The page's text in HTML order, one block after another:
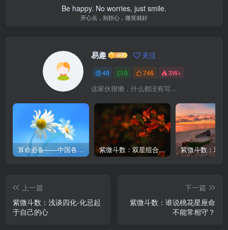
Be happy. No worries, just smile.
开心点，别担心，微笑就好
易趣 关注
49 0 746 3W+
这家伙很懒，什么都没有写...
算命必备——中国各主要城市平太阳时差对照表 紫微斗数：双星组合 – 天同太阴
上一篇
紫微斗数：浅谈四化-化忌起
于自己的心
下一篇
紫微斗数：谁说桃花星座命
不能常相守？